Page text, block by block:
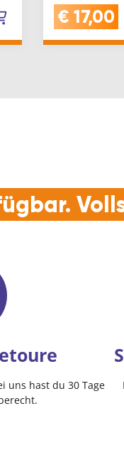
Armaturen,
€ 17,00
uns hast du 30 Tage